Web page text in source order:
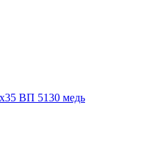
ВП 5130 медь